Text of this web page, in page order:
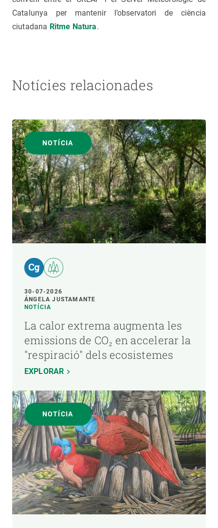
Catalunya per mantenir l’observatori de ciència
ciutadana Ritme Natura.
Notícies relacionades
NOTÍCIA
30-07-2026
ÁNGELA JUSTAMANTE
NOTÍCIA
La calor extrema augmenta les
emissions de CO₂ en accelerar la
"respiració" dels ecosistemes
EXPLORAR
NOTÍCIA